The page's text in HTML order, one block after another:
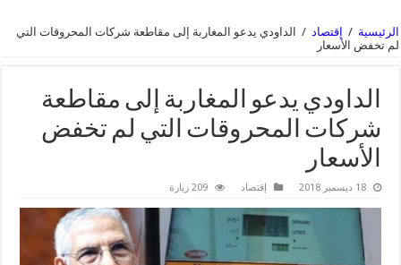
الرئيسية / إقتصاد /
الداودي يدعو المغاربة إلى مقاطعة شركات المحروقات التي
لم تخفض الأسعار
الداودي يدعو المغاربة إلى مقاطعة
شركات المحروقات التي لم تخفض
الأسعار
18 ديسمبر 2018 إقتصاد 209 زيارة